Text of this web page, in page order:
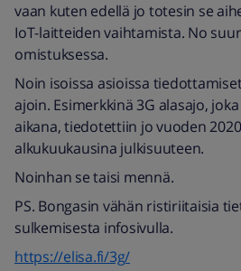
vaan kuten edellä jo totesin se
IoT-laitteiden vaihtamista. No
omistuksessa.
Noin isoissa asioissa
ajoin. Esimerkkinä 3G alasajo,
aikana, tiedotettiin jo vuoden 2020
alkukuukausina julkisuuteen.
Noinhan se taisi mennä.
PS. Bongasin vähän ristiriitaisia
sulkemisesta infosivulla.
https://elisa.fi/3g/